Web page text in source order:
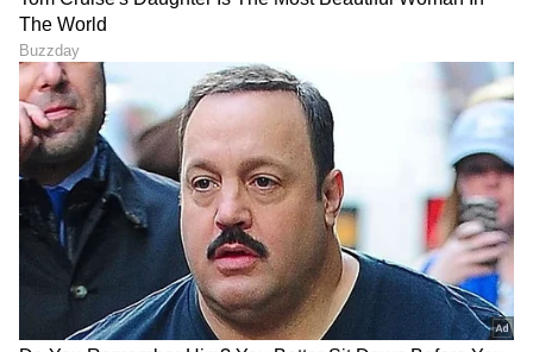
ಪ್ರೀತಿಯನ್ನು ಪ್ರತಿಬಿಂಬಿಸುತ್ತಿವೆ. ರಾಕಿಂಗ್ ಸ್ಟಾರ್ ಯಶ್ ಅವರ
ಅಭಿಮಾನಿಗಳಂತೂ "ರಾಕಿ ಭಾಯ್ ಫ್ಯಾಮಿಲಿ ಅಂದ್ರೆ ಪ್ರೀತಿ
ಅಂದ್ರೆ ಹೀಗಿರಬೇಕು" ಎಂದು ಹೆಮ್ಮೆಯಿಂದ
ಹೇಳಿಕೊಳ್ಳುತ್ತಿದ್ದಾರೆ.
7
7